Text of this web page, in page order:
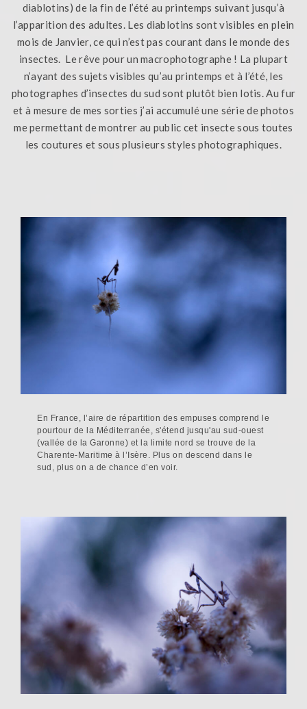
diablotins) de la fin de l’été au printemps suivant jusqu’à
l’apparition des adultes. Les diablotins sont visibles en plein
mois de Janvier, ce qui n’est pas courant dans le monde des
insectes. Le rêve pour un macrophotographe ! La plupart
n’ayant des sujets visibles qu’au printemps et à l’été, les
photographes d’insectes du sud sont plutôt bien lotis. Au fur
et à mesure de mes sorties j’ai accumulé une série de photos
me permettant de montrer au public cet insecte sous toutes
les coutures et sous plusieurs styles photographiques.
En France, l’aire de répartition des empuses comprend le
pourtour de la Méditerranée, s'étend jusqu'au sud-ouest
(vallée de la Garonne) et la limite nord se trouve de la
Charente-Maritime à l’Isère. Plus on descend dans le
sud, plus on a de chance d’en voir.